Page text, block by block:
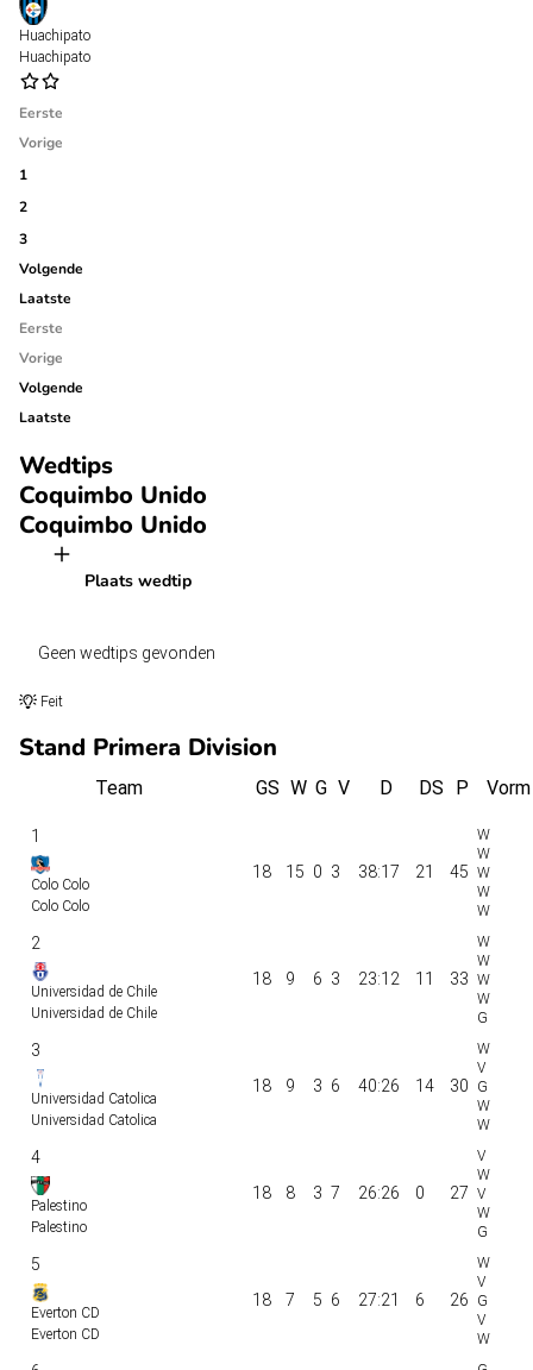
Huachipato
Huachipato
Eerste
Vorige
1
2
3
Volgende
Laatste
Eerste
Vorige
Volgende
Laatste
Wedtips
Coquimbo Unido
Coquimbo Unido
Plaats wedtip
Geen wedtips gevonden
Feit
Stand Primera Division
Team GS W G V D DS P Vorm
1
Colo Colo
Colo Colo
18 15 0 3 38:17 21 45
2
Universidad de Chile
Universidad de Chile
18 9 6 3 23:12 11 33
3
Universidad Catolica
Universidad Catolica
18 9 3 6 40:26 14 30
4
Palestino
Palestino
18 8 3 7 26:26 0 27
5
Everton CD
Everton CD
18 7 5 6 27:21 6 26